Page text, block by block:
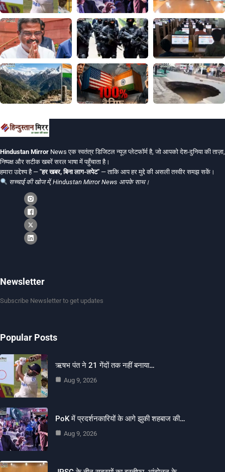
Hindustan Mirror News एक स्वतंत्र डिजिटल न्यूज़ प्लेटफॉर्म है, जो आपको देश-दुनिया की ताज़ा,
निष्पक्ष और सटीक खबरें सरल भाषा में पहुँचाता है।
हमारा उद्देश्य है — "हर खबर, बिना लाग-लपेट" — ताकि आप हर मुद्दे की असली तस्वीर समझ सकें।
सच्चाई की खोज में, Hindustan Mirror News आपके साथ।
Newsletter
Subscribe Newsletter to get updates
Popular Posts
ऋषभ पंत ने 21 गेंदों तक नहीं बनाया…
Aug 9, 2026
PoK में प्रदर्शनकारियों के आगे झुकी शहबाज की…
Aug 9, 2026